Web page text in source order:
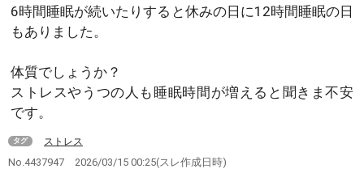
6時間睡眠が続いたりすると休みの日に12時間睡眠の日
もありました。
体質でしょうか？
ストレスやうつの人も睡眠時間が増えると聞きま不安
です。
タグ ストレス
No.4437947 2026/03/15 00:25(スレ作成日時)